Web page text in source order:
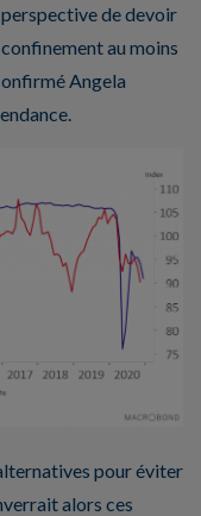
de devoir
au moins
Angela
pour éviter
alors ces